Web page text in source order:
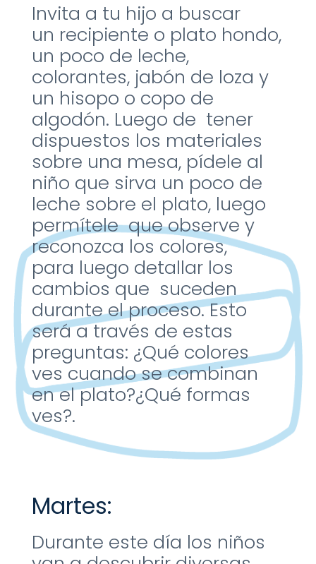
Invita a tu hijo a buscar
un recipiente o plato hondo,
un poco de leche,
colorantes, jabón de loza y
un hisopo o copo de
algodón. Luego de tener
dispuestos los materiales
sobre una mesa, pídele al
niño que sirva un poco de
leche sobre el plato, luego
permítele que observe y
reconozca los colores,
para luego detallar los
cambios que suceden
durante elproceso. Esto
será a través de estas
preguntas: ¿Qué colores
ves cuando secombinan
en el plato?¿Qué formas
ves?.
Martes:
Durante este día los niños